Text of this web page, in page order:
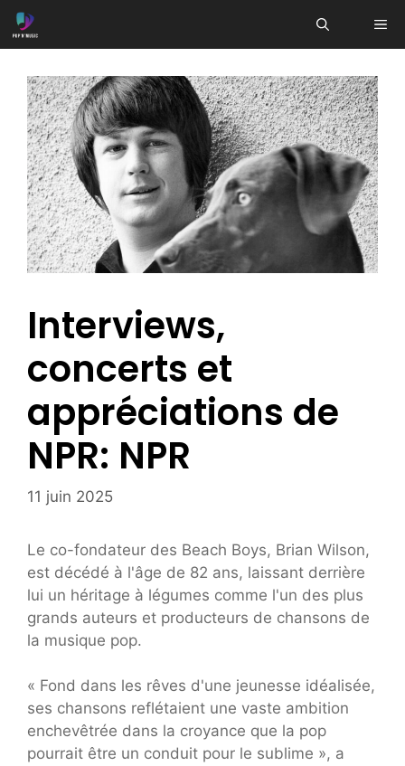
Aller
au
Interviews,
concerts et
appréciations de
NPR: NPR
11 juin 2025
Le co-fondateur des Beach Boys, Brian Wilson,
est décédé à l'âge de 82 ans, laissant derrière
lui un héritage à légumes comme l'un des plus
grands auteurs et producteurs de chansons de
la musique pop.
« Fond dans les rêves d'une jeunesse idéalisée,
ses chansons reflétaient une vaste ambition
enchevêtrée dans la croyance que la pop
pourrait être un conduit pour le sublime », a